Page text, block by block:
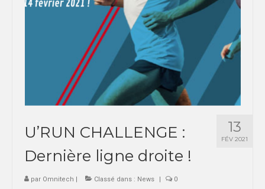
13
FÉV 2021
U’RUN CHALLENGE :
Dernière ligne droite !
par Omnitech | Classé dans : News | 0